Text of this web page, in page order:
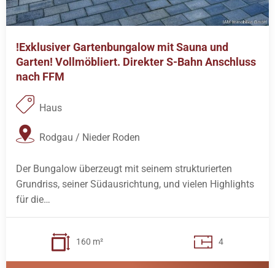
!Exklusiver Gartenbungalow mit Sauna und
Garten! Vollmöbliert. Direkter S-Bahn Anschluss
nach FFM
Haus
Rodgau / Nieder Roden
Der Bungalow überzeugt mit seinem strukturierten
Grundriss, seiner Südausrichtung, und vielen Highlights
für die…
160 m² 4